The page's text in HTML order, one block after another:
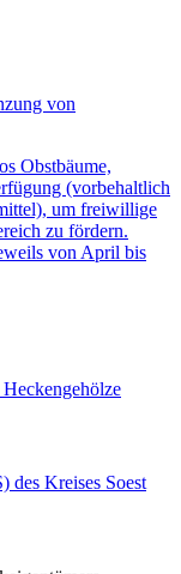
von
Obstbäume,
(vorbehaltlich
um freiwillige
zu fördern.
von April bis
des Kreises Soest